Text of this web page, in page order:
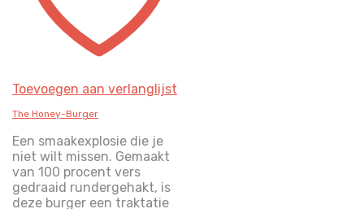
Toevoegen aan verlanglijst
The Honey-Burger
Een smaakexplosie die je
niet wilt missen. Gemaakt
van 100 procent vers
gedraaid rundergehakt, is
deze burger een traktatie